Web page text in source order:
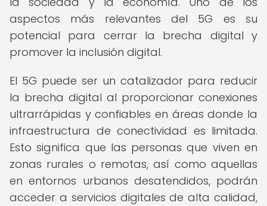
aspectos más relevantes del 5G es su
potencial para cerrar la brecha digital y
promover la inclusión digital.
El 5G puede ser un catalizador para reducir
la brecha digital al proporcionar conexiones
ultrarrápidas y confiables en áreas donde la
infraestructura de conectividad es limitada.
Esto significa que las personas que viven en
zonas rurales o remotas, así como aquellas
en entornos urbanos desatendidos, podrán
acceder a servicios digitales de alta calidad,